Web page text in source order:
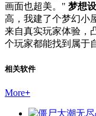
画面也超美。" 梦想
高，我建了个梦幻小
来自真实玩家体验，
个玩家都能找到属于
相关软件
More+